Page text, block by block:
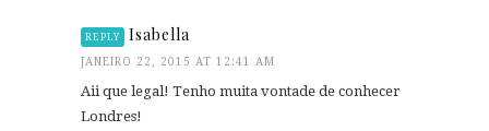
REPLY Isabella
JANEIRO 22, 2015 AT 12:41 AM
Aii que legal! Tenho muita vontade de conhecer
Londres!